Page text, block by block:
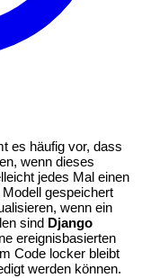
es häufig vor, dass
wenn dieses
jedes Mal einen
gespeichert
wenn ein
sind Django
ereignisbasierten
Code locker bleibt
werden können.